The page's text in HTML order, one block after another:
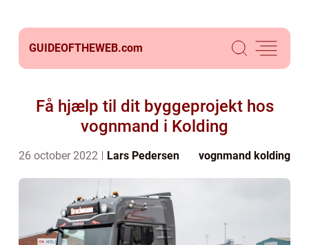
GUIDEOFTHEWEB.com
Få hjælp til dit byggeprojekt hos
vognmand i Kolding
26 october 2022 Lars Pedersen vognmand kolding